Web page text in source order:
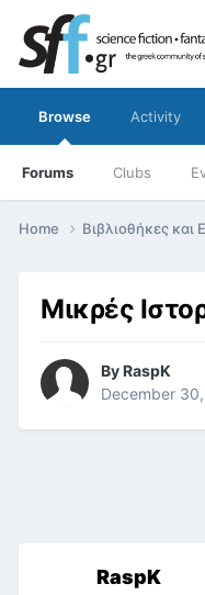
Browse
Forums Clubs
Activity
Home Βιβλιοθήκες και
Μικρές
ByRaspK
December
RaspK